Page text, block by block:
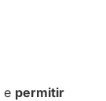
e permitir